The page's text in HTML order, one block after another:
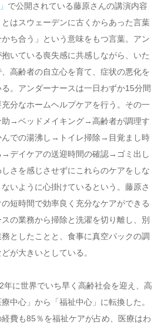
で公開されている藤原さんの講演内容
はスウェーデンに古くからあった言葉
ち合う」という意味をもつ言葉。アン
いている喪失感に共感しながら、いた
高齢者の自立心を育て、症状の悪化を
。アンダーナースは一日わずか15分間
分なホームヘルプケアを行う。その一
助→ベッドメイキング→高齢者が調理す
での湯沸し→トイレ掃除→目覚まし時
→デイケアの送迎時間の確認→ゴミ出し
さを感じさせずにこれらのケアをしな
いように心掛けているという。藤原さ
短時間で効率良く充分なケアができる
の業務から掃除と洗濯を切り離し、別
としたことと、食事に真空パックの調
が大きいとしている。
年に世界でいち早く高齢社会を迎え、高
中心」から「福祉中心」に転換した。
費も85％を福祉ケアが占め、医療はわ